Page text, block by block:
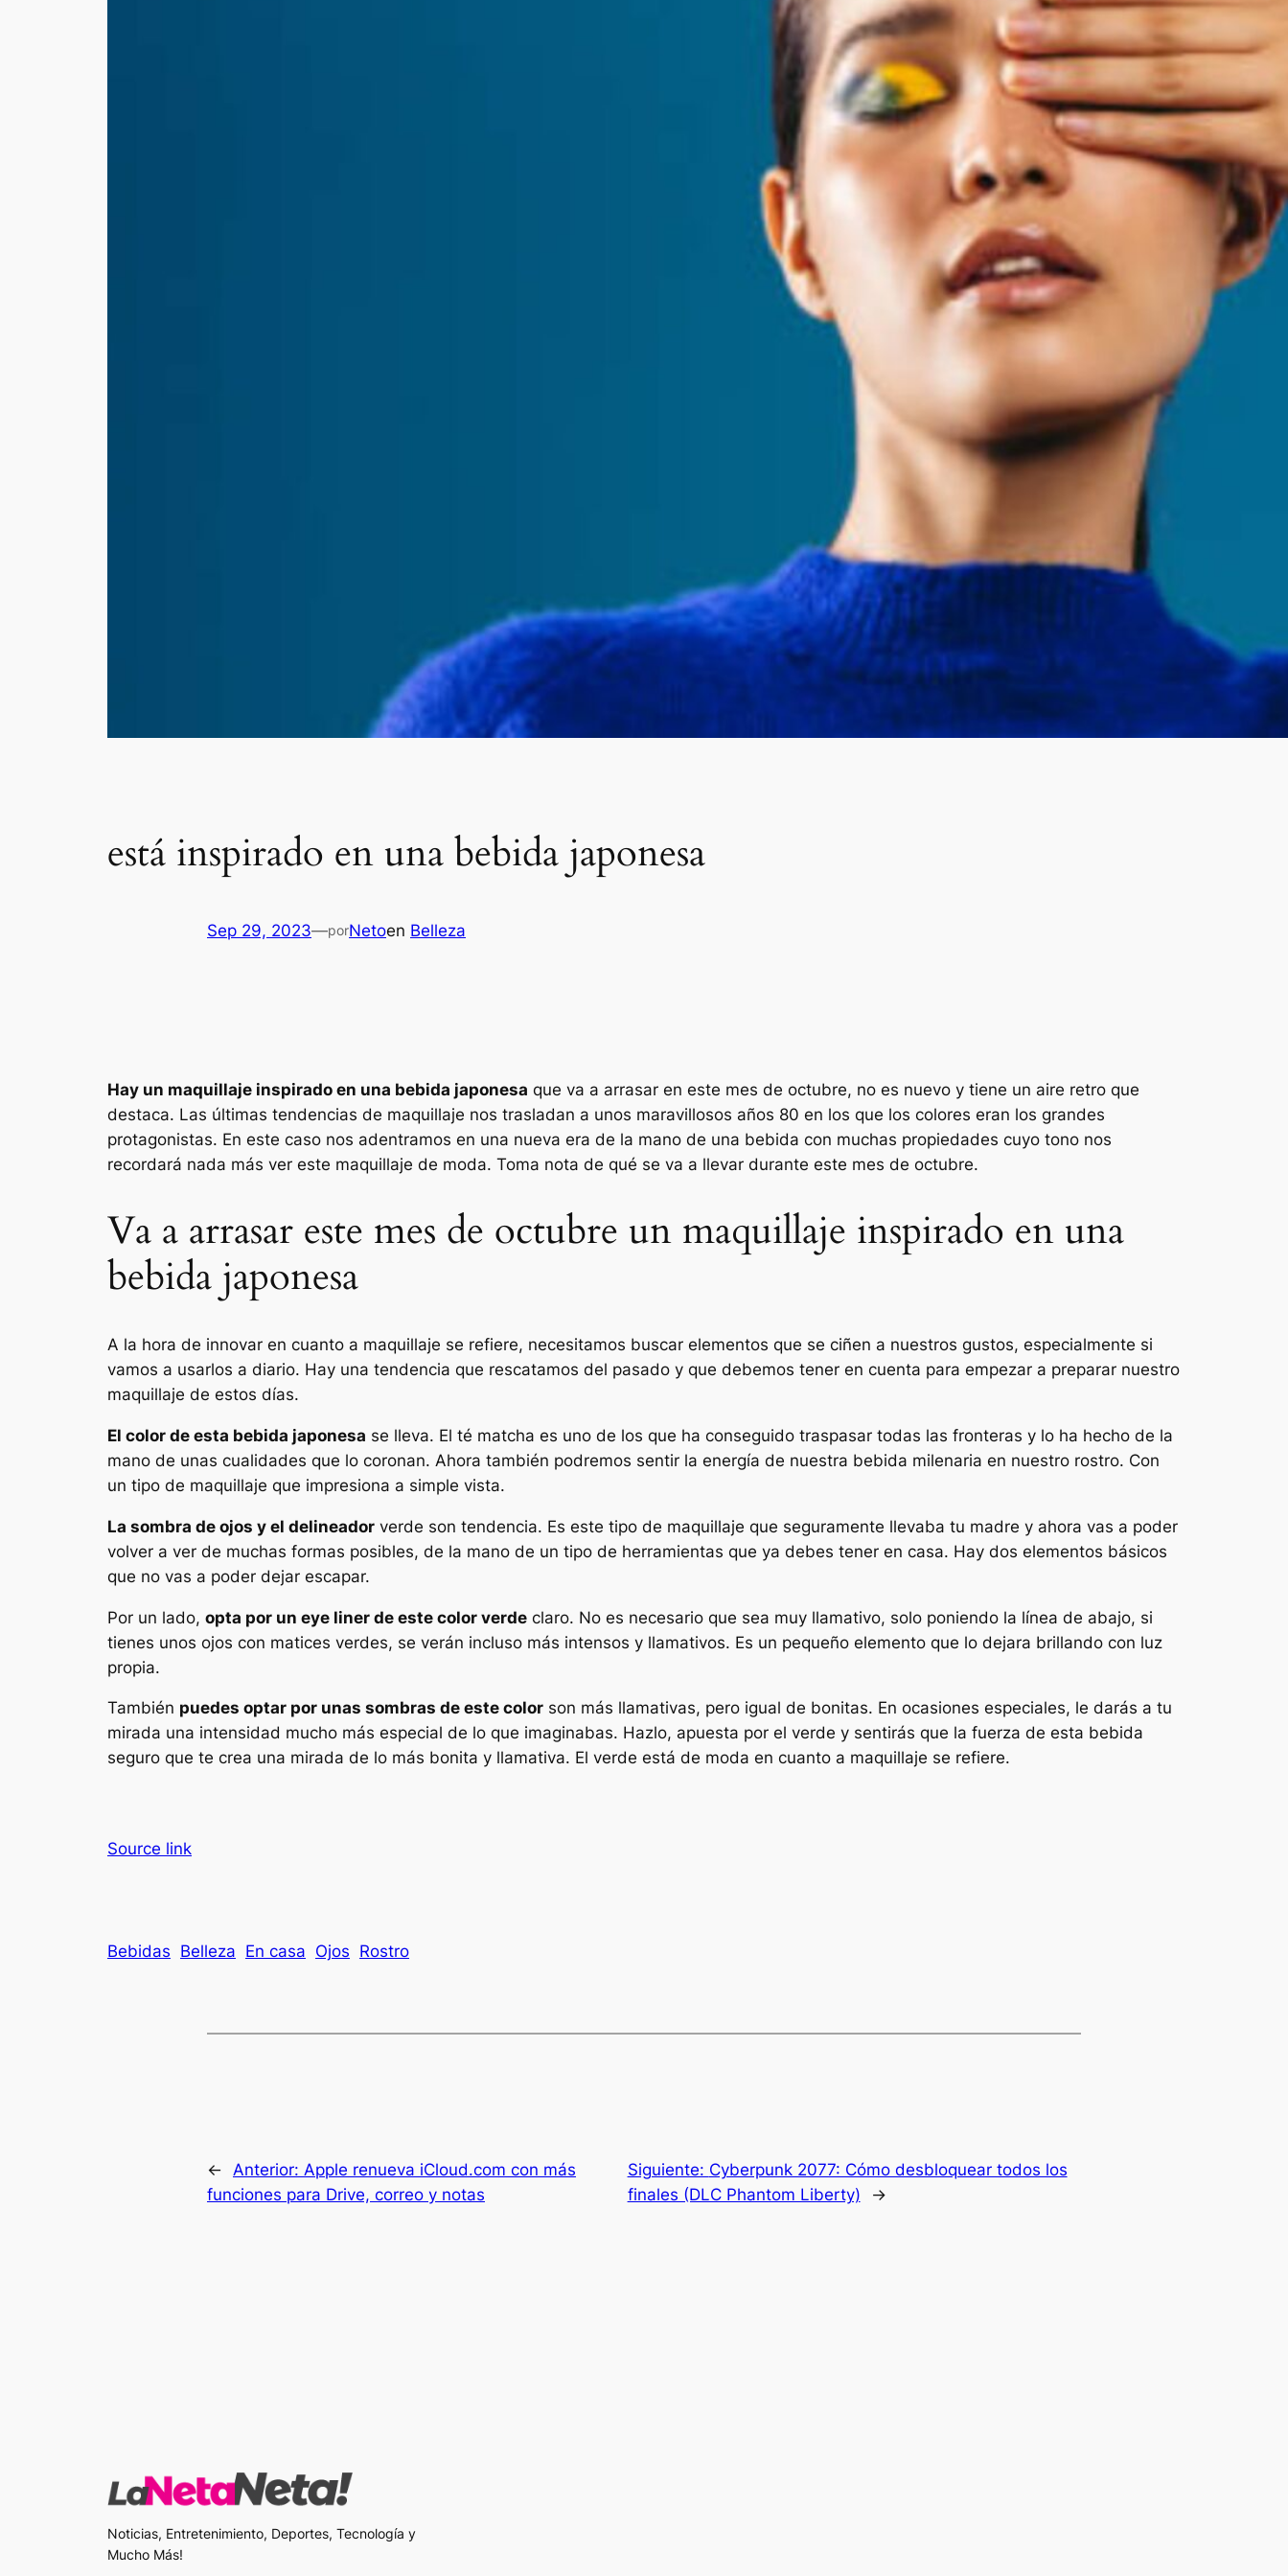
está inspirado en una bebida japonesa
Sep 29, 2023—porNetoen Belleza
Hay un maquillaje inspirado en una bebida japonesa que va a arrasar en este mes de octubre, no es nuevo y tiene un aire retro que
destaca. Las últimas tendencias de maquillaje nos trasladan a unos maravillosos años 80 en los que los colores eran los grandes
protagonistas. En este caso nos adentramos en una nueva era de la mano de una bebida con muchas propiedades cuyo tono nos
recordará nada más ver este maquillaje de moda. Toma nota de qué se va a llevar durante este mes de octubre.
Va a arrasar este mes de octubre un maquillaje inspirado en una
bebida japonesa
A la hora de innovar en cuanto a maquillaje se refiere, necesitamos buscar elementos que se ciñen a nuestros gustos, especialmente si
vamos a usarlos a diario. Hay una tendencia que rescatamos del pasado y que debemos tener en cuenta para empezar a preparar nuestro
maquillaje de estos días.
El color de esta bebida japonesa se lleva. El té matcha es uno de los que ha conseguido traspasar todas las fronteras y lo ha hecho de la
mano de unas cualidades que lo coronan. Ahora también podremos sentir la energía de nuestra bebida milenaria en nuestro rostro. Con
un tipo de maquillaje que impresiona a simple vista.
La sombra de ojos y el delineador verde son tendencia. Es este tipo de maquillaje que seguramente llevaba tu madre y ahora vas a poder
volver a ver de muchas formas posibles, de la mano de un tipo de herramientas que ya debes tener en casa. Hay dos elementos básicos
que no vas a poder dejar escapar.
Por un lado, opta por un eye liner de este color verde claro. No es necesario que sea muy llamativo, solo poniendo la línea de abajo, si
tienes unos ojos con matices verdes, se verán incluso más intensos y llamativos. Es un pequeño elemento que lo dejara brillando con luz
propia.
También puedes optar por unas sombras de este color son más llamativas, pero igual de bonitas. En ocasiones especiales, le darás a tu
mirada una intensidad mucho más especial de lo que imaginabas. Hazlo, apuesta por el verde y sentirás que la fuerza de esta bebida
seguro que te crea una mirada de lo más bonita y llamativa. El verde está de moda en cuanto a maquillaje se refiere.
Source link
Bebidas Belleza En casa Ojos Rostro
← Anterior: Apple renueva iCloud.com con más
funciones para Drive, correo y notas
Siguiente: Cyberpunk 2077: Cómo desbloquear todos los
finales (DLC Phantom Liberty)
→
Noticias, Entretenimiento, Deportes, Tecnología y
Mucho Más!